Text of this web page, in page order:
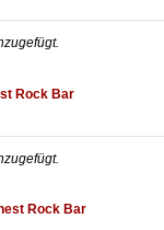
Rock Bar
Rock Bar